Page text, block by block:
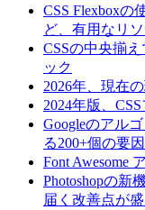
CSS Flexboxの
ど、有用なリ
CSSの中央揃
ック
2026年、現在
2024年版、
Googleのアル
る200+個の要
Font Awesome
Photoshopの新
届く改善点が